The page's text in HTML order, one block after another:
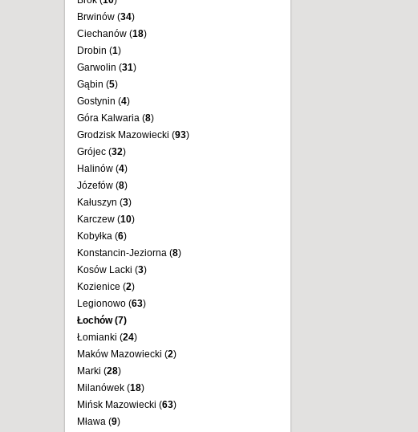
Brwinów (34)
Ciechanów (18)
Drobin (1)
Garwolin (31)
Gąbin (5)
Gostynin (4)
Góra Kalwaria (8)
Grodzisk Mazowiecki (93)
Grójec (32)
Halinów (4)
Józefów (8)
Kałuszyn (3)
Karczew (10)
Kobyłka (6)
Konstancin-Jeziorna (8)
Kosów Lacki (3)
Kozienice (2)
Legionowo (63)
Łochów (7)
Łomianki (24)
Maków Mazowiecki (2)
Marki (28)
Milanówek (18)
Mińsk Mazowiecki (63)
Mława (9)